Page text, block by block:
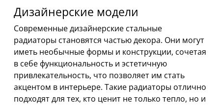
Дизайнерские модели
Современные дизайнерские стальные
радиаторы становятся частью декора. Они могут
иметь необычные формы и конструкции, сочетая
в себе функциональность и эстетичную
привлекательность, что позволяет им стать
акцентом в интерьере. Такие радиаторы отлично
подходят для тех, кто ценит не только тепло, но и